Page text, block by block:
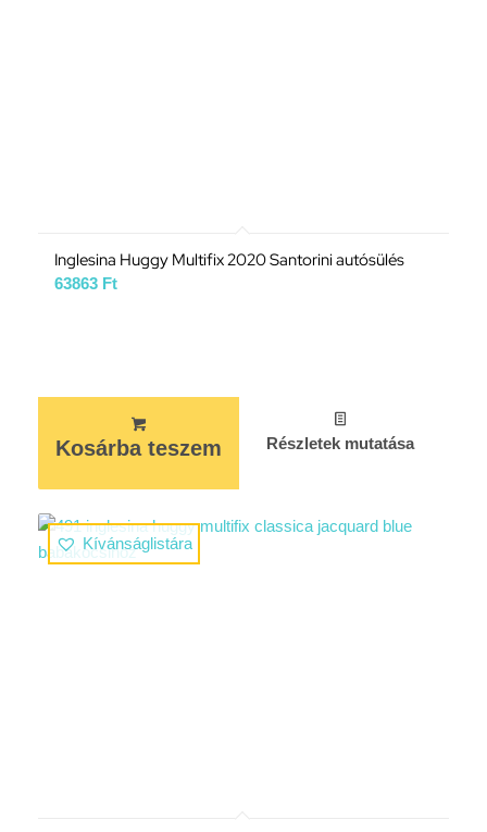
Inglesina Huggy Multifix 2020 Santorini autósülés
63863 Ft
Kosárba teszem Részletek mutatása
Kívánságlistára